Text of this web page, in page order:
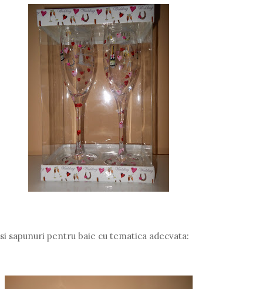
sapunuri pentru baie cu tematica adecvata: